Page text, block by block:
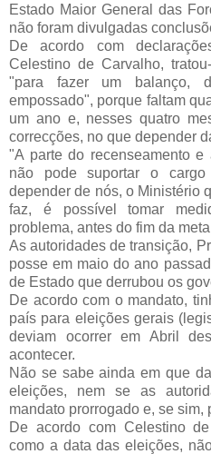
Estado Maior General das
não foram divulgadas
De acordo com
Celestino de Carvalho,
"para fazer um balanço,
empossado", porque faltam
um ano e, nesses quatro
correcções, no que depender
"A parte do recenseamento
não pode suportar o
depender de nós, o Ministério
faz, é possível tomar
problema, antes do fim da
As autoridades de transição,
posse em maio do ano
de Estado que derrubou os
De acordo com o mandato,
país para eleições gerais
deviam ocorrer em Abril
acontecer.
Não se sabe ainda em que
eleições, nem se as
mandato prorrogado e, se sim,
De acordo com Celestino
como a data das eleições,